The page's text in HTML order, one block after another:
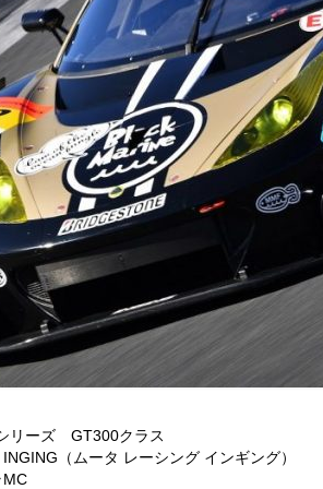
シリーズ GT300クラス
（ムータ レーシング インギング）
MC